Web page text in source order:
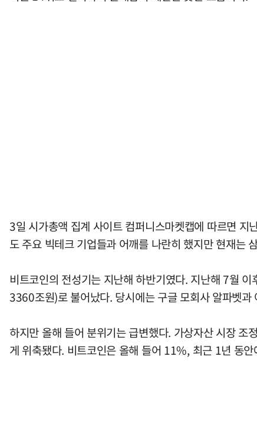
3일 시가총액 집계 사이트 컴퍼니스마켓캡에 따르면
도 주요 빅테크 기업들과 어깨를 나란히 했지만 현재는
비트코인의 전성기는 지난해 하반기였다. 지난해 7월
3360조원)로 불어났다. 당시에는 구글 모회사 알파벳
하지만 올해 들어 분위기는 급변했다. 가상자산 시장
게 위축됐다. 비트코인은 올해 들어 11%, 최근 1년 동